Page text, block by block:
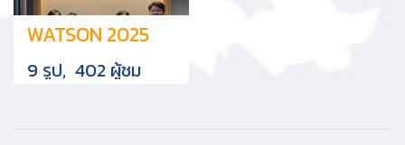
WATSON 2025
9 รูป, 402 ผู้ชม